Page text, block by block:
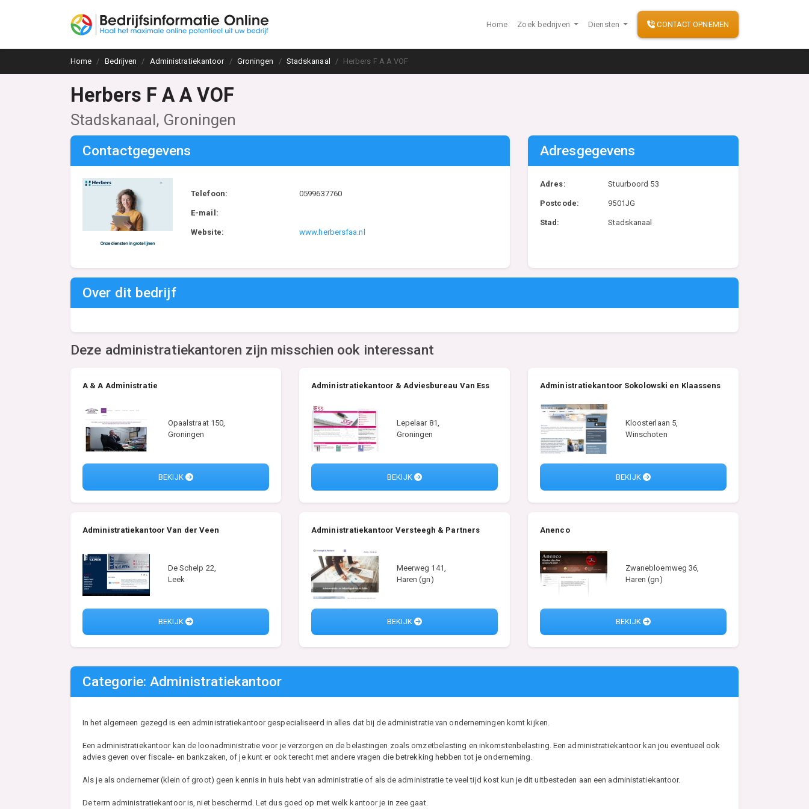
Home Zoek bedrijven Diensten CONTACT OPNEMEN
Home Bedrijven Administratiekantoor Groningen Stadskanaal Herbers F A A VOF
Herbers F A A VOF
Stadskanaal, Groningen
Contactgegevens
Telefoon: 0599637760
E-mail:
Website: www.herbersfaa.nl
Adresgegevens
Adres: Stuurboord 53
Postcode: 9501JG
Stad: Stadskanaal
Over dit bedrijf
Deze administratiekantoren zijn misschien ook interessant
A & A Administratie
Opaalstraat 150,
Groningen
BEKIJK
Administratiekantoor & Adviesbureau Van Ess
Lepelaar 81,
Groningen
BEKIJK
Administratiekantoor Sokolowski en Klaassens
Kloosterlaan 5,
Winschoten
BEKIJK
Administratiekantoor Van der Veen
De Schelp 22,
Leek
BEKIJK
Administratiekantoor Versteegh & Partners
Meerweg 141,
Haren (gn)
BEKIJK
Anenco
Zwanebloemweg 36,
Haren (gn)
BEKIJK
Categorie: Administratiekantoor
In het algemeen gezegd is een administratiekantoor gespecialiseerd in alles dat bij de administratie van ondernemingen komt kijken.
Een administratiekantoor kan de loonadministratie voor je verzorgen en de belastingen zoals omzetbelasting en inkomstenbelasting. Een administratiekantoor kan jou eventueel ook
advies geven over fiscale- en bankzaken, of je kunt er ook terecht met andere vragen die betrekking hebben tot je onderneming.
Als je als ondernemer (klein of groot) geen kennis in huis hebt van administratie of als de administratie te veel tijd kost kun je dit uitbesteden aan een administatiekantoor.
De term administratiekantoor is, niet beschermd. Let dus goed op met welk kantoor je in zee gaat.